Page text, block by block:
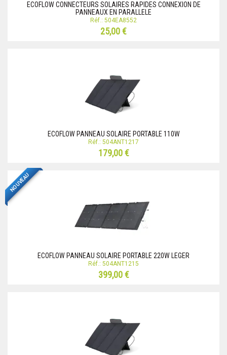
ECOFLOW CONNECTEURS SOLAIRES RAPIDES CONNEXION DE
PANNEAUX EN PARALLELE
Réf.: 504EA8552
25,00 €
ECOFLOW PANNEAU SOLAIRE PORTABLE 110W
Réf.: 504ANT1217
179,00 €
NOUVEAU
ECOFLOW PANNEAU SOLAIRE PORTABLE 220W LEGER
Réf.: 504ANT1215
399,00 €